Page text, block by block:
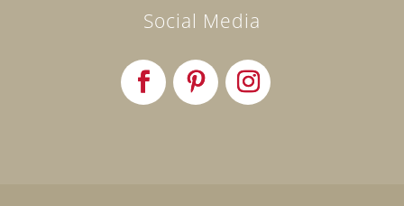
Social Media